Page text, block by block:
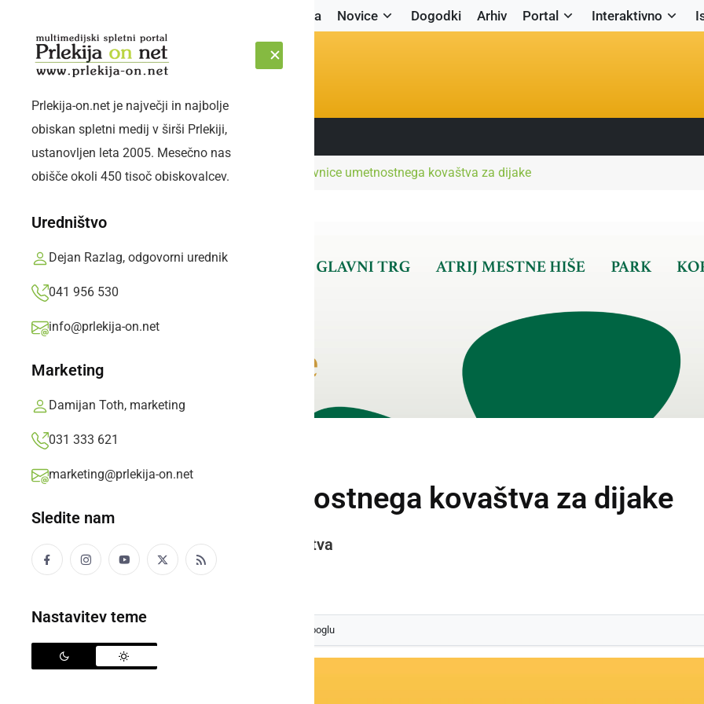
Naslovnica Novice Dogodki Arhiv Portal Interaktivno
ČETRTEK, 6. AVGUST 2026 Sledite nam:
Prlekija-on.net je največji in najbolje
obiskan spletni medij v širši Prlekiji,
ustanovljen leta 2005. Mesečno nas
obišče okoli 450 tisoč obiskovalcev.
Uredništvo
Dejan Razlag, odgovorni urednik
041 956 530
info@prlekija-on.net
Marketing
Damijan Toth, marketing
031 333 621
marketing@prlekija-on.net
Sledite nam
Nastavitev teme
Naslovnica Kultura in izobraževanje Delavnice umetnostnega kovaštva za dijake
Delavnice umetnostnega kovaštva za dijake
Delavnice umetnostnega kovaštva
Tatjana Vokić, torek, 16. september 2008 ob 15:27
kot svoj prednostni vir na Googlu